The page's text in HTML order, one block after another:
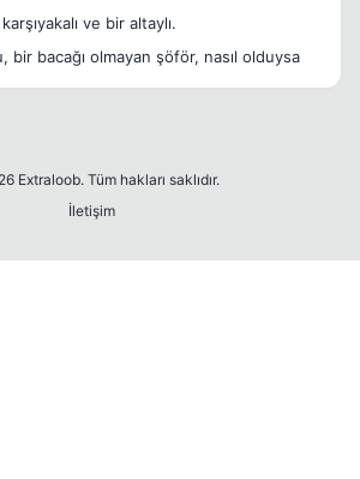
ve bir altaylı.
bir bacağı olmayan şöför, nasıl olduysa
Extraloob. Tüm hakları saklıdır.
İletişim